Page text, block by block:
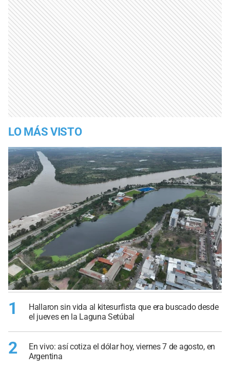
LO MÁS VISTO
1
Hallaron sin vida al kitesurfista que era buscado desde
el jueves en la Laguna Setúbal
2
En vivo: así cotiza el dólar hoy, viernes 7 de agosto, en
Argentina